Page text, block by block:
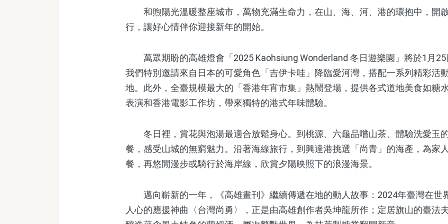
和煦陽光溫暖整座城市，萬物充滿生命力，在山、海、河、港的環抱中，開
行，讓好心情伴你迎接新年的開始。
萬眾期盼的高雄燈會「2025 Kaohsiung Wonderland 冬日遊樂園」將於1月25
我們特別邀請來自日本的可愛角色「吉伊卡哇」降臨愛河灣，搭配一系列精彩活
地。此外，全臺規模最大的「香港年宵市集」熱鬧登場，提供各式道地美食如糖
表演和香港電影工作坊，帶來獨特的港式年味體驗。
冬日裡，賞花與泡湯最適合放鬆身心。到桃源、六龜品嚐山茶、體驗洗愛玉
餐，感受山城的無窮魅力。沿著海線旅行，到興達港挑選「尚青」的海產，為家
餐，再悠閒漫步或騎行於海岸線，欣賞夕陽映照下的浪漫海景。
邁向嶄新的一年，《高雄畫刊》繼續傳遞在地的動人故事：2024年臺灣在世
人心的應援神曲〈台灣尚勇〉，正是由高雄創作者吳坤龍所作；定居旗山的臺法